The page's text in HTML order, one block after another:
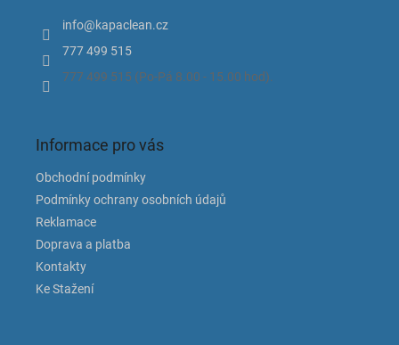
info@kapaclean.cz
777 499 515
777 499 515 (Po-Pá 8.00 - 15.00 hod).
Informace pro vás
Obchodní podmínky
Podmínky ochrany osobních údajů
Reklamace
Doprava a platba
Kontakty
Ke Stažení